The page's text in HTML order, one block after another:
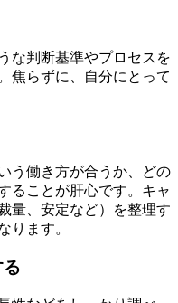
な判断基準やプロセスを
焦らずに、自分にとって
う働き方が合うか、どの
ることが肝心です。キャ
量、安定など）を整理す
ります。